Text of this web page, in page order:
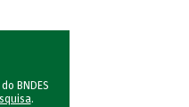
BNDES
.